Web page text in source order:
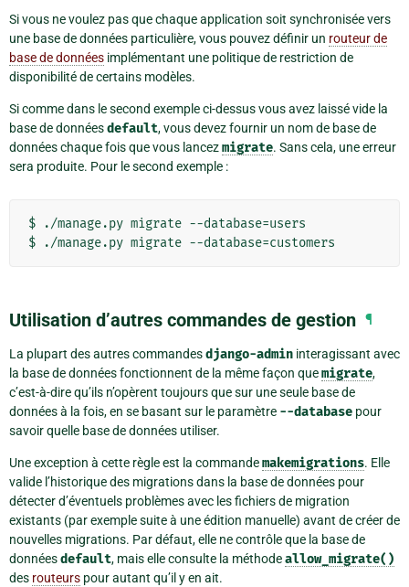
Si vous ne voulez pas que chaque application soit synchronisée vers
une base de données particulière, vous pouvez définir un routeur de
base de données implémentant une politique de restriction de
disponibilité de certains modèles.
Si comme dans le second exemple ci-dessus vous avez laissé vide la
base de donnéesdefault, vous devez fournir un nom de base de
données chaque fois que vous lancezmigrate. Sans cela, une erreur
sera produite. Pour le second exemple :
$ ./manage.py migrate --database=users
Utilisation d’autres commandes de gestion ¶
La plupart des autres commandesdjango-admin interagissant avec
la base de données fonctionnent de la même façon quemigrate,
c’est-à-dire qu’ils n’opèrent toujours que sur une seule base de
données à la fois, en se basant sur le paramètre --database pour
savoir quelle base de données utiliser.
Une exception à cette règle est la commandemakemigrations. Elle
valide l’historique des migrations dans la base de données pour
détecter d’éventuels problèmes avec les fichiers de migration
existants (par exemple suite à une édition manuelle) avant de créer de
nouvelles migrations. Par défaut, elle ne contrôle que la base de
donnéesdefault, mais elle consulte la méthodeallow_migrate()
des routeurs pour autant qu’il y en ait.